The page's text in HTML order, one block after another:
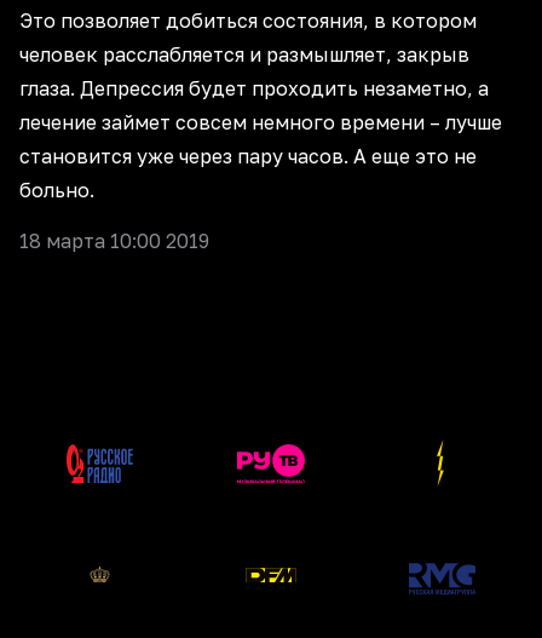
Это позволяет добиться состояния, в котором
человек расслабляется и размышляет, закрыв
глаза. Депрессия будет проходить незаметно, а
лечение займет совсем немного времени – лучше
становится уже через пару часов. А еще это не
больно.
18 марта 10:00 2019